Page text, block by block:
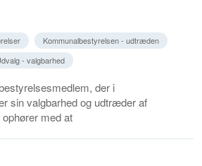
Kommunalbestyrelsen - udtræden
- valgbarhed
der i
sin valgbarhed og udtræder af
med at